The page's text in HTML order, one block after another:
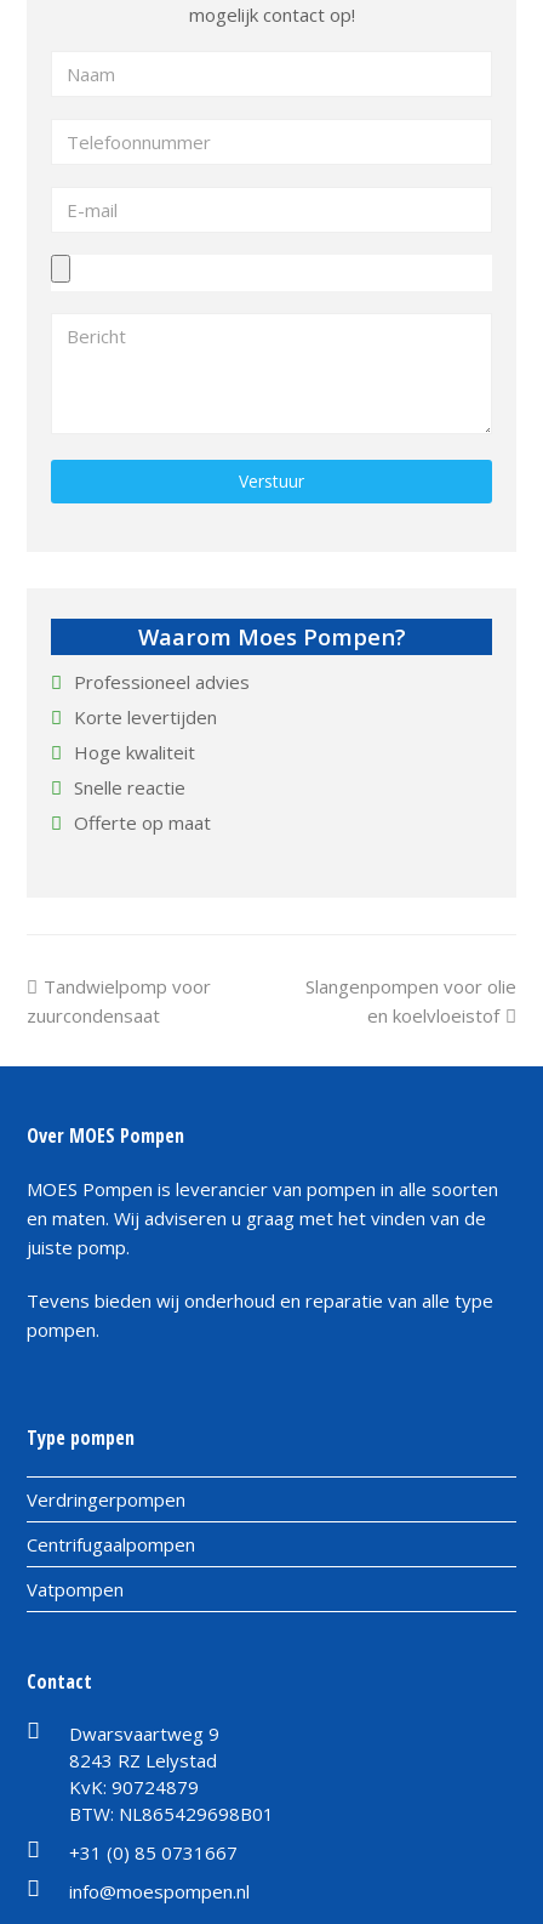
mogelijk contact op!
Gelieve dit veld leeg te laten.
Waarom Moes Pompen?
Professioneel advies
Korte levertijden
Hoge kwaliteit
Snelle reactie
Offerte op maat
previous
post:
Tandwielpomp voor
zuurcondensaat
next
Slangenpompen voor olie
en koelvloeistof
Over MOES Pompen
MOES Pompen is leverancier van pompen in alle soorten
en maten. Wij adviseren u graag met het vinden van de
juiste pomp.
Tevens bieden wij onderhoud en reparatie van alle type
pompen.
Type pompen
Verdringerpompen
Centrifugaalpompen
Vatpompen
Contact
Dwarsvaartweg 9
8243 RZ Lelystad
KvK: 90724879
BTW: NL865429698B01
+31 (0) 85 0731667
info@moespompen.nl